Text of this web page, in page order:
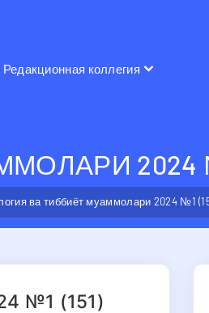
Редакционная коллегия
2024
ва тиббиёт муаммолари 2024 №1
№1 (151)